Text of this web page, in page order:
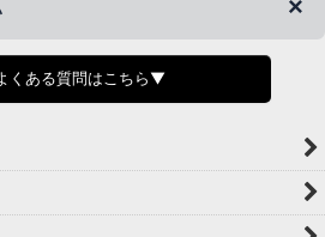
ております。
合のみ発行しております。
】
くある質問はこちら▼